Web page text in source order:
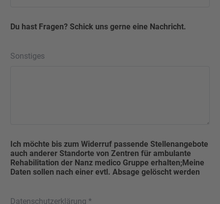
Du hast Fragen? Schick uns gerne eine Nachricht.
Sonstiges
Ich möchte bis zum Widerruf passende Stellenangebote
auch anderer Standorte von Zentren für ambulante
Rehabilitation der Nanz medico Gruppe erhalten;Meine
Daten sollen nach einer evtl. Absage gelöscht werden
Datenschutzerklärung *